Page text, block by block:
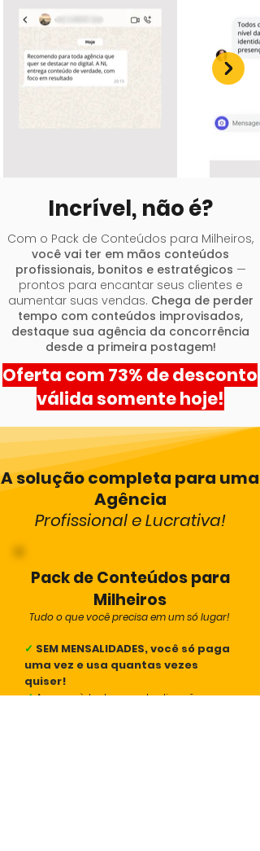
Incrível, não é?
Com o Pack de Conteúdos para Milheiros,
você vai ter em mãos conteúdos
profissionais, bonitos e estratégicos —
prontos para encantar seus clientes e
aumentar suas vendas. Chega de perder
tempo com conteúdos improvisados,
destaque sua agência da concorrência
desde a primeira postagem!
Oferta com 73% de desconto
válida somente hoje!
A solução completa para uma
Agência
Profissional e Lucrativa!
Pack de Conteúdos para
Milheiros
Tudo o que você precisa em um só lugar!
✓ SEM MENSALIDADES, você só paga
uma vez e usa quantas vezes
quiser!
✓Acesso à todas as atualizações e